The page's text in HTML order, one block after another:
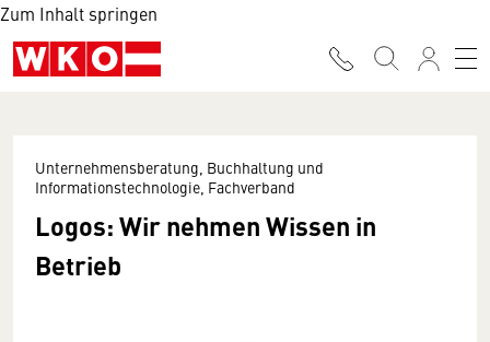
Zum Inhalt springen
Unternehmensberatung, Buchhaltung und
Informationstechnologie, Fachverband
Logos: Wir nehmen Wissen in
Betrieb